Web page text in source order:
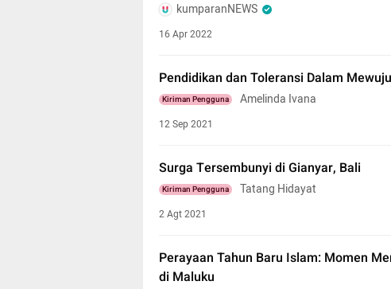
kumparanNEWS
16 Apr 2022
Pendidikan dan Toleransi Dalam
Kiriman Pengguna Amelinda Ivana
12 Sep 2021
Surga Tersembunyi di Gianyar, Bali
Kiriman Pengguna Tatang Hidayat
2 Agt 2021
Perayaan Tahun Baru Islam: Momen
di Maluku